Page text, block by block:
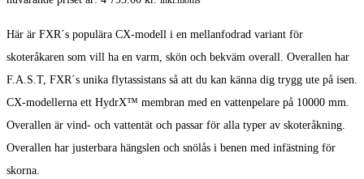
Här är FXR´s populära CX-modell i en mellanfodrad variant för
skoteråkaren som vill ha en varm, skön och bekväm overall. Overallen har
F.A.S.T, FXR´s unika flytassistans så att du kan känna dig trygg ute på isen.
CX-modellerna ett HydrX™ membran med en vattenpelare på 10000 mm.
Overallen är vind- och vattentät och passar för alla typer av skoteråkning.
Overallen har justerbara hängslen och snölås i benen med infästning för
skorna.